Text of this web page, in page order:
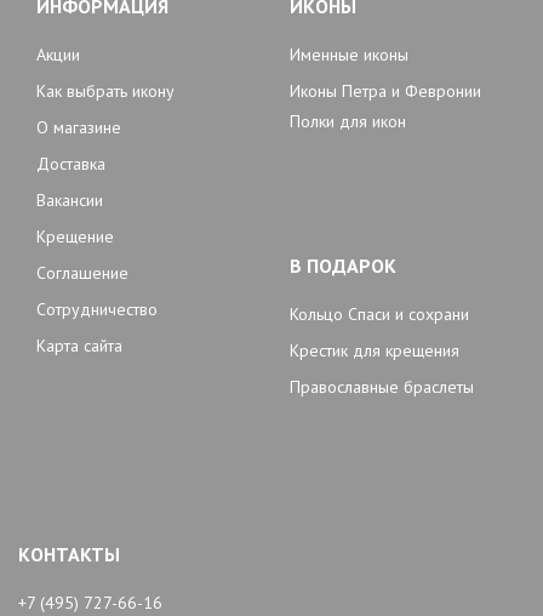
ИНФОРМАЦИЯ
Акции
Как выбрать икону
О магазине
Доставка
Вакансии
Крещение
Соглашение
Сотрудничество
Карта сайта
ИКОНЫ
Именные иконы
Иконы Петра и Февронии
Полки для икон
В ПОДАРОК
Кольцо Спаси и сохрани
Крестик для крещения
Православные браслеты
КОНТАКТЫ
+7 (495) 727-66-16